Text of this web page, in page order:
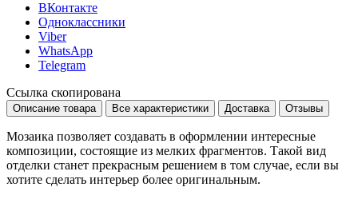
ВКонтакте
Одноклассники
Viber
WhatsApp
Telegram
Ссылка скопирована
Описание товара Все характеристики Доставка Отзывы
Мозаика позволяет создавать в оформлении интересные
композиции, состоящие из мелких фрагментов. Такой вид
отделки станет прекрасным решением в том случае, если вы
хотите сделать интерьер более оригинальным.